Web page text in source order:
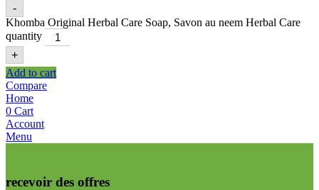
-
Khomba Original Herbal Care Soap, Savon au neem Herbal Care
quantity
+
Add to cart
Compare
Home
0 Cart
Account
Menu
recevoir des offres